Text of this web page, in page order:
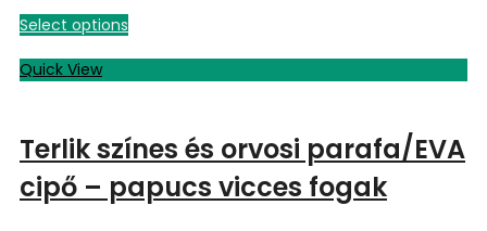
Select options
Quick View
Terlik színes és orvosi parafa/EVA
cipő – papucs vicces fogak